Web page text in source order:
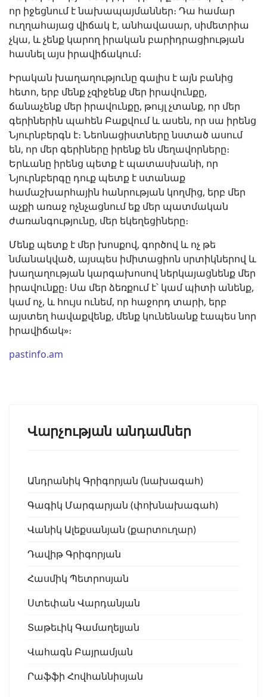
որ իջեցնում է նախապայմաններ։ Դա համար
ուղղահայաց վիճակ է, անհավասար, սիմետրիա
չկա, և չենք կարող իրական բարիդրացիության
հասնել այս իրավիճակում։
Իրական խաղաղությունը գալիս է այն բանից
հետո, երբ մենք չզիջենք մեր իրավունքը,
ճանաչենք մեր իրավունքը, թույլ չտանք, որ մեր
գերիներին պահեն Բաքվում և ասեն, որ սա իրենց
Նյուրնբերգն է։ Նեոնացիստները նստած ասում
են, որ մեր գերիները իրենք են մեղավորները։
Երևանը իրենց պետք է պատասխանի, որ
Նյուրնբերգը դուք պետք է ստանաք
համաշխարհային հանրության կողմից, երբ մեր
աչքի առաջ ոչնչացնում եք մեր պատմական
ժառանգությունը, մեր եկեղեցիները։
Մենք պետք է մեր խոսքով, գործով և ոչ թե
նմանակված, այսպես իմիտացիոն սրտիկներով և
խաղաղության կարգախոսով ներկայացնենք մեր
իրավունքը։ Սա մեր ձեռքում է՝ կամ պիտի անենք,
կամ ոչ, և հույս ունեմ, որ հաջորդ տարի, երբ
այստեղ հավաքվենք, մենք կունենանք էապես նոր
իրավիճակ»։
pastinfo.am
Վարչության անդամներ
Անդրանիկ Գրիգորյան (նախագահ)
Գագիկ Մարգարյան (փոխնախագահ)
Վանիկ Ալեքսանյան (քարտուղար)
Դավիթ Գրիգորյան
Հասմիկ Պետրոսյան
Ստեփան Վարդանյան
Տաթեւիկ Գամաղելյան
Վահագն Բայրամյան
Րաֆֆի Հովհաննիսյան